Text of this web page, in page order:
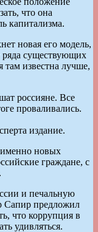
что она
капитализма.
новая его модель,
ряда существующих
там известна лучше,
россияне. Все
проваливались.
издание.
новых
граждане, с
и печальную
Сапир предложил
что коррупция в
удивляться.